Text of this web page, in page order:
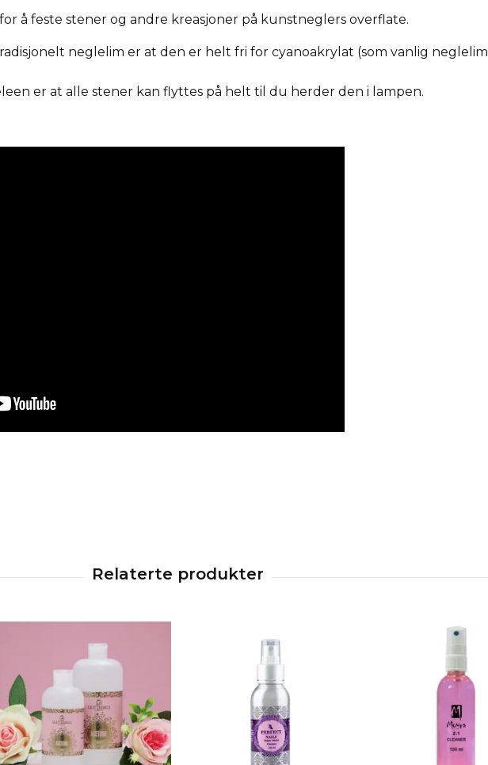
å feste stener og andre kreasjoner på kunstneglers overflate.
neglelim er at den er helt fri for cyanoakrylat (som vanlig neglelim
er at alle stener kan flyttes på helt til du herder den i lampen.